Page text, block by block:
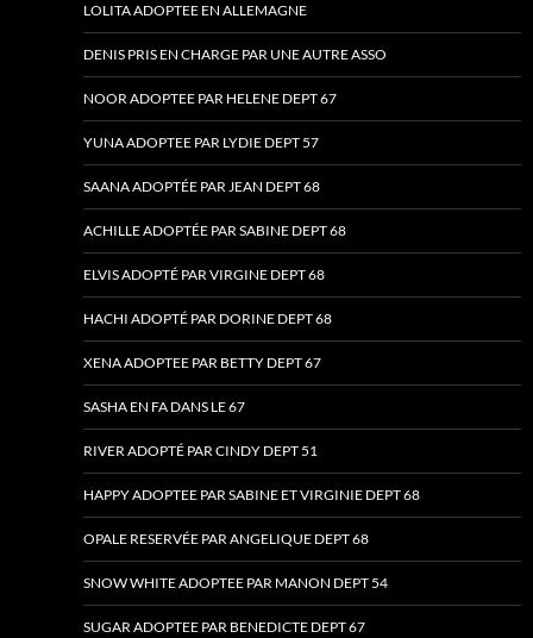
LOLITA ADOPTEE EN ALLEMAGNE
DENIS PRIS EN CHARGE PAR UNE AUTRE ASSO
NOOR ADOPTEE PAR HELENE DEPT 67
YUNA ADOPTEE PAR LYDIE DEPT 57
SAANA ADOPTÉE PAR JEAN DEPT 68
ACHILLE ADOPTÉE PAR SABINE DEPT 68
ELVIS ADOPTÉ PAR VIRGINE DEPT 68
HACHI ADOPTÉ PAR DORINE DEPT 68
XENA ADOPTEE PAR BETTY DEPT 67
SASHA EN FA DANS LE 67
RIVER ADOPTÉ PAR CINDY DEPT 51
HAPPY ADOPTEE PAR SABINE ET VIRGINIE DEPT 68
OPALE RESERVÉE PAR ANGELIQUE DEPT 68
SNOW WHITE ADOPTEE PAR MANON DEPT 54
SUGAR ADOPTEE PAR BENEDICTE DEPT 67